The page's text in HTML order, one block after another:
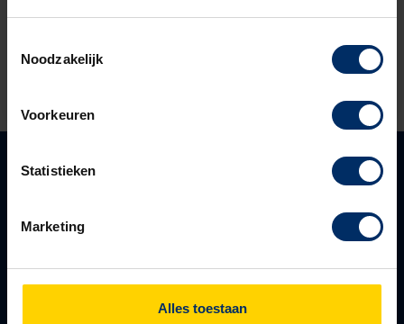
Noodzakelijk
Voorkeuren
Statistieken
Marketing
Alles toestaan
Scherpste prijs van de markt
Advies Bovengrondse kasten
Online energiebeheer